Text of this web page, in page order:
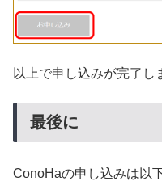
以上で申し込みが完了し
最後に
ConoHaの申し込みは以